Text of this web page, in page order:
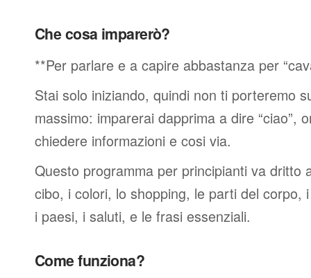
Che cosa imparerò?
**Per parlare e a capire abbastanza per
Stai solo iniziando, quindi non ti porteremo
massimo: imparerai dapprima a dire “ciao”,
chiedere informazioni e cosi via.
Questo programma per principianti va dritto
cibo, i colori, lo shopping, le parti del corpo,
i paesi, i saluti, e le frasi essenziali.
Come funziona?